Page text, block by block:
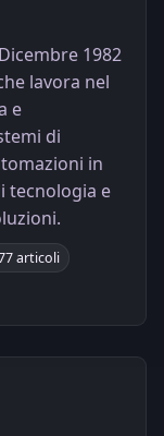
1982
lavora nel
e
di
in
tecnologia e
articoli